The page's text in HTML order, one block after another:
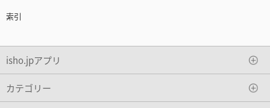
索引
isho.jpアプリ
カテゴリー